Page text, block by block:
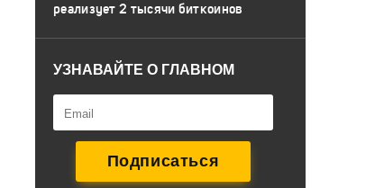
реализует 2 тысячи биткоинов
УЗНАВАЙТЕ О ГЛАВНОМ